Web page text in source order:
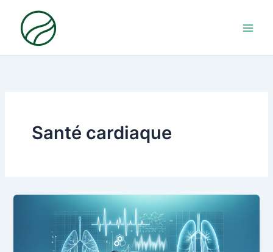
contenu
Santé cardiaque